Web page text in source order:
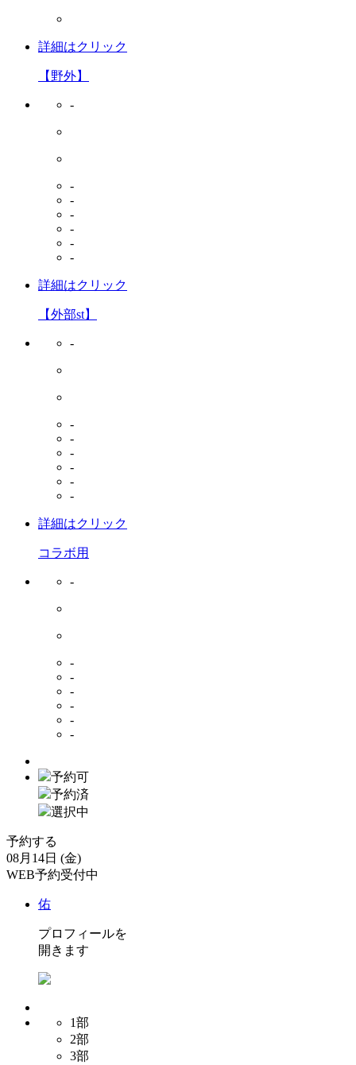
詳細はクリック
【野外】
-
-
-
-
-
-
-
詳細はクリック
【外部st】
-
-
-
-
-
-
-
詳細はクリック
コラボ用
-
-
-
-
-
-
-
予約可
予約済
選択中
予約する
08月14日 (金)
WEB予約受付中
佑
プロフィールを
開きます
1部
2部
3部